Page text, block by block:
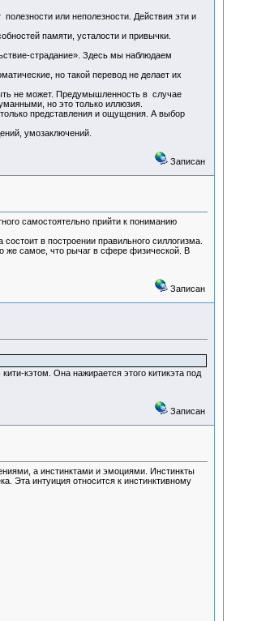
или неполезности. Действия эти и
памяти, усталости и привычки.
страдание». Здесь мы наблюдаем
но такой перевод не делает их
не может. Предумышленность в случае
но это только иллюзия.
представления и ощущения. А выбор
умозаключений.
Записан
самостоятельно прийти к пониманию
в построении правильного силлогизма.
же самое, что рычаг в сфере физической. В
Записан
кэтом. Она нажирается этого китикэта под
Записан
а инстинктами и эмоциями. Инстинкты
Эта интуиция относится к инстинктивному